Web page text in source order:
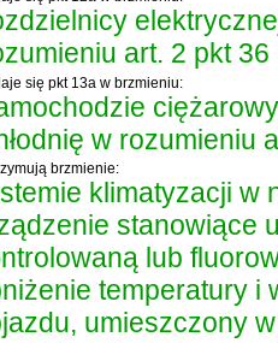
art. 2 pkt
się pkt 13a w brzmieniu:
w rozumieniu
brzmienie:
klimatyzacji w
stanowiące
lub
temperatury i
umieszczony